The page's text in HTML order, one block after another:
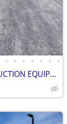
• • • • • • •
EXCAVATOR ATTACHMENTS & CONSTRUCTION EQUIPMENT ON SALE!!!